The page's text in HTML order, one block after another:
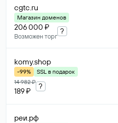
cgtc.ru
Магазин доменов
206 000 ₽
Возможен торг
?
komy.shop
-99%
SSL в подарок
14 982 ₽
189 ₽
?
реи.рф